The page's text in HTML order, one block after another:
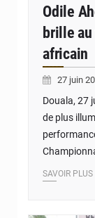
Odile
brille
africain
27 juin
Douala, 27
de plus
SAVOIR PLUS